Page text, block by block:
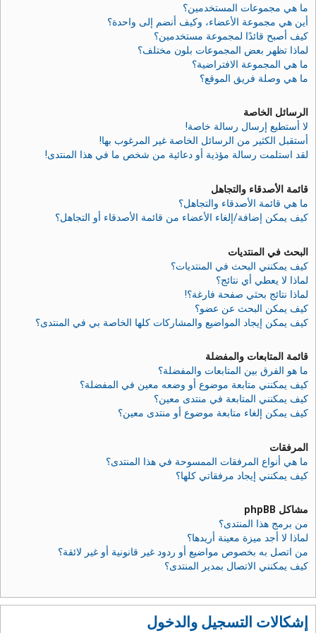
ما هي مجموعات المستخدمين؟
أين هي مجموعة الأعضاء، وكيف أنضم إلى واحدة؟
كيف أصبح قائدًا لمجموعة مستخدمين؟
لماذا تظهر بعض المجموعات بلون مختلف؟
ما هي المجموعة الافتراضية؟
ما هي وصلة فريق الموقع؟
الرسائل الخاصة
لا أستطيع إرسال رسالة خاصة!
أستقبل الكثير من الرسائل الخاصة غير المرغوب بها!
لقد استلمت رسالة مؤذية أو دعائية من شخص ما في هذا المنتدى!
قائمة الأصدقاء والتجاهل
ما هي قائمة الأصدقاء والتجاهل؟
كيف يمكن إضافة/إلغاء الأعضاء من قائمة الأصدقاء أو التجاهل؟
البحث في المنتديات
كيف يمكنني البحث في المنتديات؟
لماذا لا يعطي أي نتائج؟
لماذا نتائج بحثي صفحة فارغة؟!
كيف يمكن البحث عن عضو؟
كيف يمكن إيجاد المواضيع والمشاركات كلها الخاصة بي في المنتدى؟
قائمة المتابعات والمفضلة
ما هو الفرق بين المتابعات والمفضلة؟
كيف يمكنني متابعة موضوع أو وضعه معين في المفضلة؟
كيف يمكنني المتابعة في منتدى معين؟
كيف يمكن إلغاء متابعة موضوع أو منتدى معين؟
المرفقات
ما هي أنواع المرفقات الممسوحة في هذا المنتدى؟
كيف يمكنني إيجاد مرفقاتي كلها؟
مشاكل phpBB
من برمج هذا المنتدى؟
لماذا لا أجد ميزة معينة أريدها؟
من اتصل به بخصوص مواضيع أو ردود غير قانونية أو غير لائقة؟
كيف يمكنني الاتصال بمدير المنتدى؟
إشكالات التسجيل والدخول